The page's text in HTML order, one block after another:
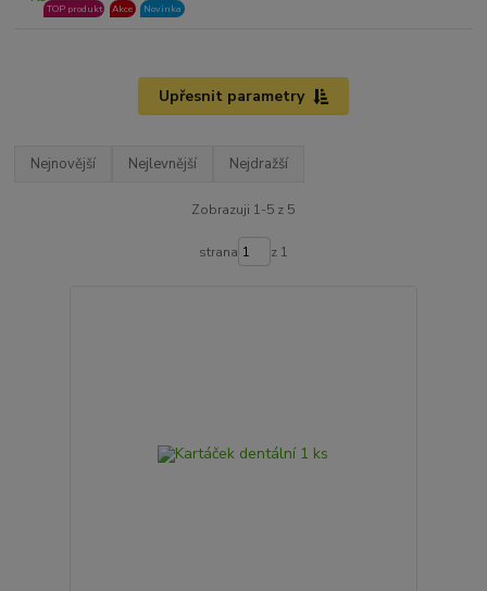
TOP produkt Akce Novinka
Upřesnit parametry
Nejnovější Nejlevnější Nejdražší
Zobrazuji 1-5 z 5
strana z 1